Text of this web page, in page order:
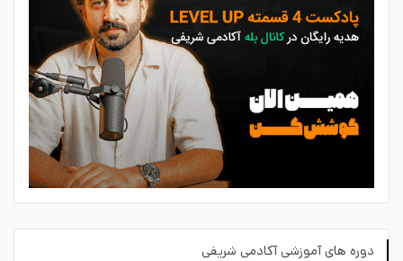
دوره های آموزشی آکادمی شریفی